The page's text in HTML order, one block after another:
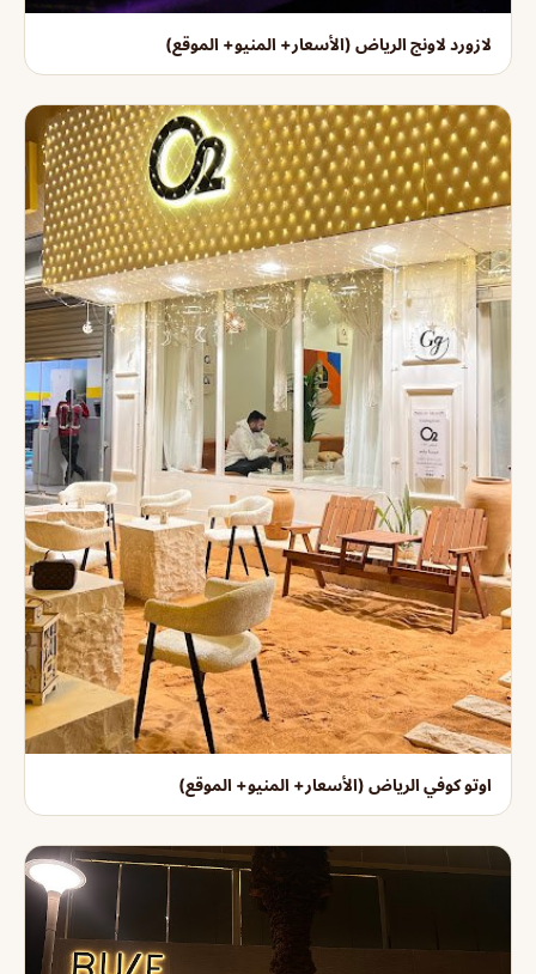
لازورد لاونج الرياض (الأسعار+ المنيو+ الموقع)
اوتو كوفي الرياض (الأسعار+ المنيو+ الموقع)